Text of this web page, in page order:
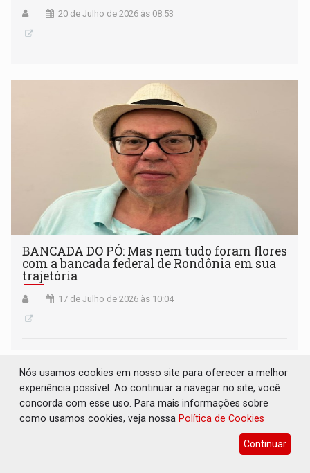
20 de Julho de 2026 às 08:53
BANCADA DO PÓ: Mas nem tudo foram flores
com a bancada federal de Rondônia em sua
trajetória
17 de Julho de 2026 às 10:04
Nós usamos cookies em nosso site para oferecer a melhor
experiência possível. Ao continuar a navegar no site, você
concorda com esse uso. Para mais informações sobre
como usamos cookies, veja nossa Política de Cookies
Continuar